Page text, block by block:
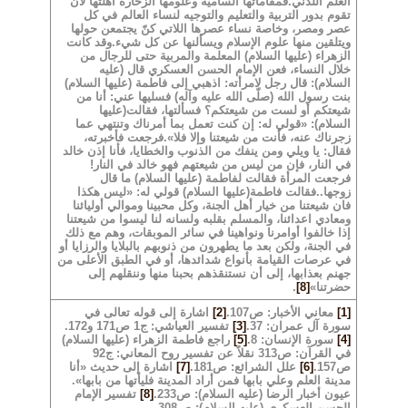
تقوم بدور التربية والتعليم والتوجيه لنساء العالم في كل
عصر ومصر، وخاصة نساء عصرها اللاتي كنّ يجتمعن حولها
ويتلقين منها علوم الإسلام ويسألنها عن كل شيء.وقد كانت
الزهراء (عليها السلام) المعلمة والمربية حتى للرجال من
خلال النساء، فعن الإمام الحسن العسكري قال (عليه
السلام): قال رجل لامرأته: اذهبي إلى فاطمة (عليها السلام)
بنت رسول الله (صلّى الله عليه وآله) فسليها عني: أنا من
شيعتكم أو لست من شيعتكم؟ فسألتها، فقالت(عليها
السلام): «قولي له: إن كنت تعمل بما أمرناك وتنتهي عما
زجرناك عنه، فأنت من شيعتنا وإلا فلا».فرجعت فأخبرته،
فقال: يا ويلي ومن ينفك من الذنوب والخطايا، فأنا إذن خالد
في النار، فإن من ليس من شيعتهم فهو خالد في النار!
فرجعت المرأة فقالت لفاطمة (عليها السلام) ما قال
زوجها..فقالت فاطمة(عليها السلام) قولي له: «ليس هكذا
فان شيعتنا من خيار أهل الجنة، وكل محبينا وموالي أوليائنا
ومعادي اعدائنا، والمسلم بقلبه ولسانه لنا ليسوا من شيعتنا
إذا خالفوا أوامرنا ونواهينا في سائر الموبقات، وهم مع ذلك
في الجنة، ولكن بعد ما يطهرون من ذنوبهم بالبلايا والرزايا أو
في عرصات القيامة بأنواع شدائدها، أو في الطبق الأعلى من
جهنم بعذابها، إلى أن نستنقذهم بحبنا منها وننقلهم إلى
حضرتنا»[8]
.
[1]
معاني الأخبار: ص107. [2]
اشارة إلى قوله تعالى في
سورة آل عمران: 37.
[3]
تفسير العياشي: ج1 ص171 و172.
[4]
سورة الإنسان: 8. [5]
راجع فاطمة الزهراء (عليها السلام)
في القرآن: ص313 نقلاً عن تفسير روح المعاني: ج92
ص157.
[6] علل الشرائع: ص181. [7]
اشارة إلى حديث «أنا
مدينة العلم وعلي بابها فمن أراد المدينة فليأتها من بابها».
عيون أخبار الرضا (عليه السلام): ص233.
[8]
تفسير الإمام